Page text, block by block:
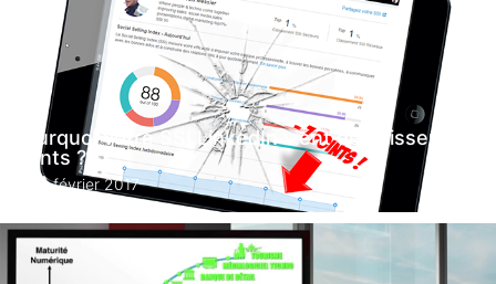
Pourquoi votre SSI LinkedIn vient de baisser de 7
points ?
14 février 2017